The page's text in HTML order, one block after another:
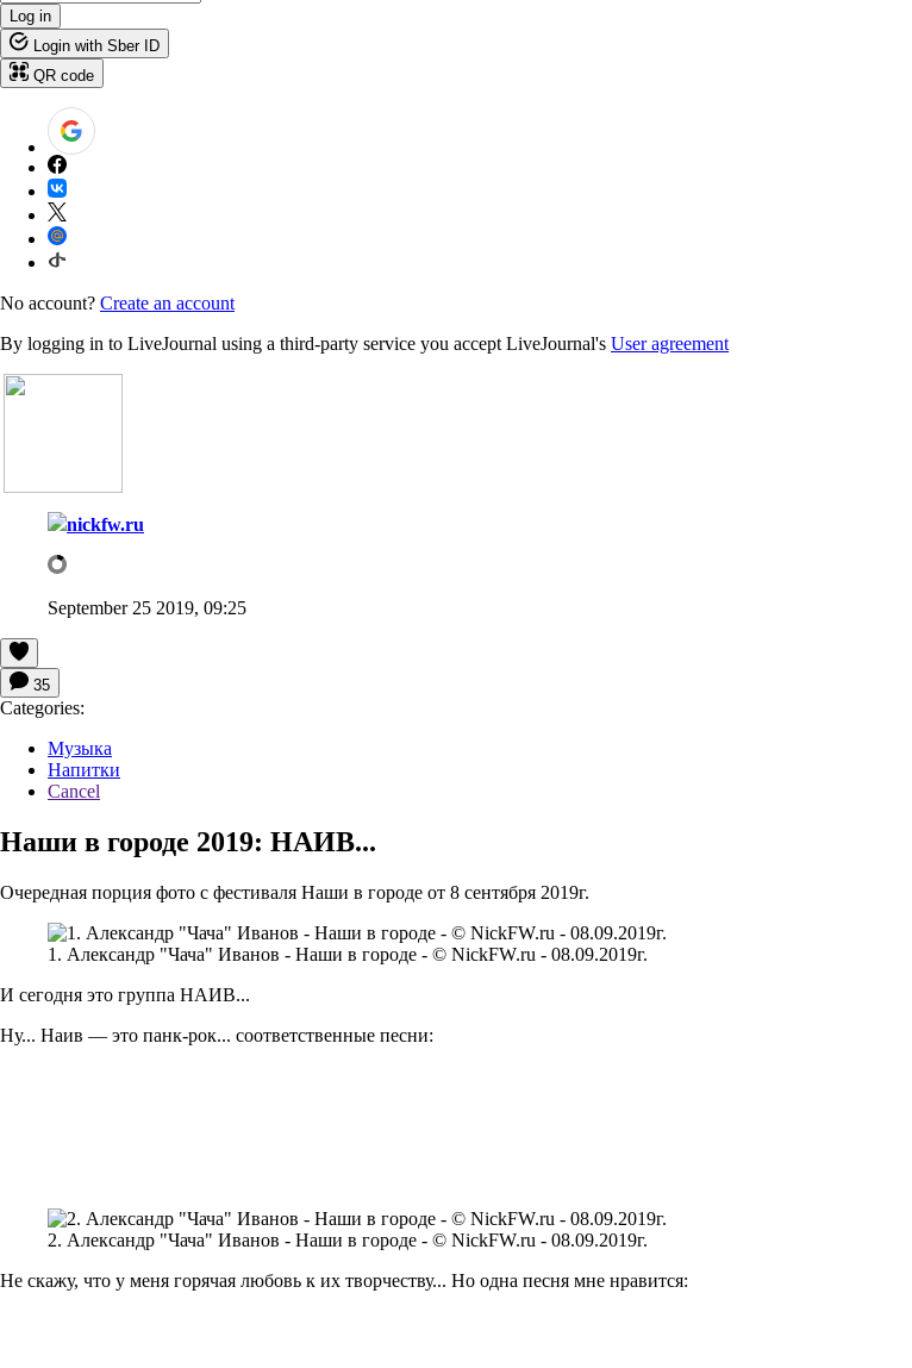
Log in
Login with Sber ID
QR code
No account? Create an account
By logging in to LiveJournal using a third-party service you accept LiveJournal's User agreement
nickfw.ru
September 25 2019, 09:25
35
Categories:
Музыка
Напитки
Cancel
Наши в городе 2019: НАИВ...
Очередная порция фото с фестиваля Наши в городе от 8 сентября 2019г.
1. Александр "Чача" Иванов - Наши в городе - © NickFW.ru - 08.09.2019г.
И сегодня это группа НАИВ...
Ну... Наив — это панк-рок... соответственные песни:
2. Александр "Чача" Иванов - Наши в городе - © NickFW.ru - 08.09.2019г.
Не скажу, что у меня горячая любовь к их творчеству... Но одна песня мне нравится: